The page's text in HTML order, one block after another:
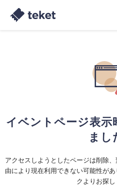
イベントページ表示
まし
アクセスしようとしたページは削除
由により現在利用できない可能性が
クよりお探し